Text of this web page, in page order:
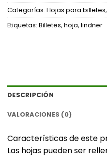
Categorías: Hojas para billetes,
Etiquetas: Billetes, hoja, lindner
DESCRIPCIÓN
VALORACIONES (0)
Características de este
Las hojas pueden ser